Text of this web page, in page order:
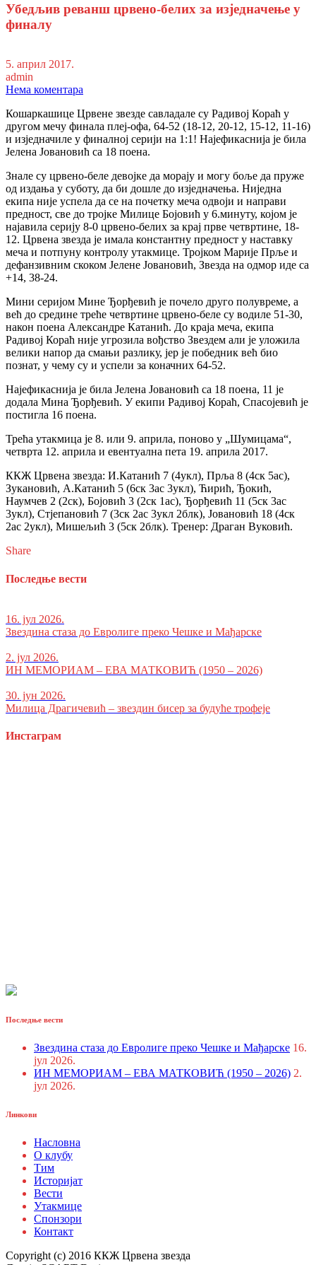
Убедљив реванш црвено-белих за изједначење у
финалу
5. април 2017.
admin
Нема коментара
Кошаркашице Црвене звезде савладале су Радивој Кораћ у
другом мечу финала плеј-офа, 64-52 (18-12, 20-12, 15-12, 11-16)
и изједначиле у финалној серији на 1:1! Најефикаснија је била
Јелена Јовановић са 18 поена.
Знале су црвено-беле девојке да морају и могу боље да пруже
од издања у суботу, да би дошле до изједначења. Ниједна
екипа није успела да се на почетку меча одвоји и направи
предност, све до тројке Милице Бојовић у 6.минуту, којом је
најавила серију 8-0 црвено-белих за крај прве четвртине, 18-
12. Црвена звезда је имала константну предност у наставку
меча и потпуну контролу утакмице. Тројком Марије Прље и
дефанзивним скоком Јелене Јовановић, Звезда на одмор иде са
+14, 38-24.
Мини серијом Мине Ђорђевић је почело друго полувреме, а
већ до средине треће четвртине црвено-беле су водиле 51-30,
након поена Александре Катанић. До краја меча, екипа
Радивој Кораћ није угрозила вођство Звездем али је уложила
велики напор да смањи разлику, јер је победник већ био
познат, у чему су и успели за коначних 64-52.
Најефикаснија је била Јелена Јовановић са 18 поена, 11 је
додала Мина Ђорђевић. У екипи Радивој Кораћ, Спасојевић је
постигла 16 поена.
Трећа утакмица је 8. или 9. априла, поново у „Шумицама“,
четврта 12. априла и евентуална пета 19. априла 2017.
ККЖ Црвена звезда: И.Катанић 7 (4укл), Прља 8 (4ск 5ас),
Зукановић, А.Катанић 5 (6ск 3ас 3укл), Ћирић, Ђокић,
Наумчев 2 (2ск), Бојовић 3 (2ск 1ас), Ђорђевић 11 (5ск 3ас
3укл), Стјепановић 7 (3ск 2ас 3укл 2блк), Јовановић 18 (4ск
2ас 2укл), Мишељић 3 (5ск 2блк). Тренер: Драган Вуковић.
Share
Последње вести
16. јул 2026.
Звездина стаза до Евролиге преко Чешке и Мађарске
2. јул 2026.
ИН МЕМОРИАМ – ЕВА МАТКОВИЋ (1950 – 2026)
30. јун 2026.
Милица Драгичевић – звездин бисер за будуће трофеје
Инстаграм
Последње вести
Звездина стаза до Евролиге преко Чешке и Мађарске 16.
јул 2026.
ИН МЕМОРИАМ – ЕВА МАТКОВИЋ (1950 – 2026) 2.
јул 2026.
Линкови
Насловна
О клубу
Тим
Историјат
Вести
Утакмице
Спонзори
Контакт
Copyright (c) 2016 ККЖ Црвена звезда